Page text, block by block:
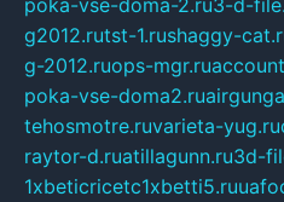
g2012.rutst-1.rushaggy-
g-2012.ruops-mgr.ru
poka-vse-doma2.ru
tehosmotre.ruvarieta-yug.ru
raytor-d.ruatillagunn.ru3d-
1xbeticricetc1xbetti5.ru